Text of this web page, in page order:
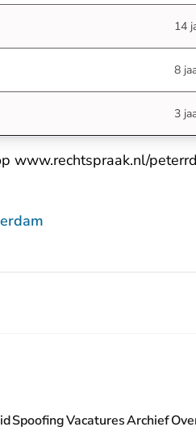
14
8
3
www.rechtspraak.nl/
Rechtspraak.nl
Rechtspraak.nl
- U verlaat Rechtspraak.nl
SpoofingVacatures
- U verlaatArchief